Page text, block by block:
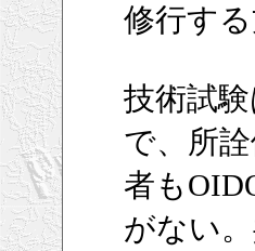
修行する
技術試
で、所
者も
がない